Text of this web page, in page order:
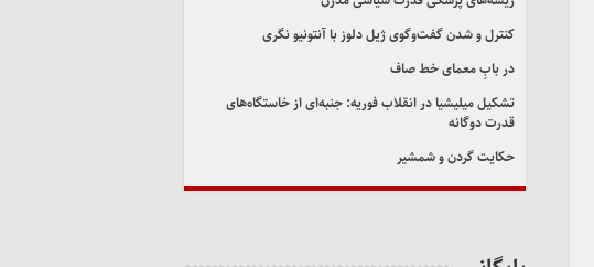
کنترل و شدن گفت‌وگوی ژیل دلوز با آنتونیو نگری
در بابِ معمای خط صاف
تشکیل میلیشیا در انقلاب فوریه: جنبه‌ای از خاستگاه‌های
قدرت دوگانه
حکایت گردن و شمشیر